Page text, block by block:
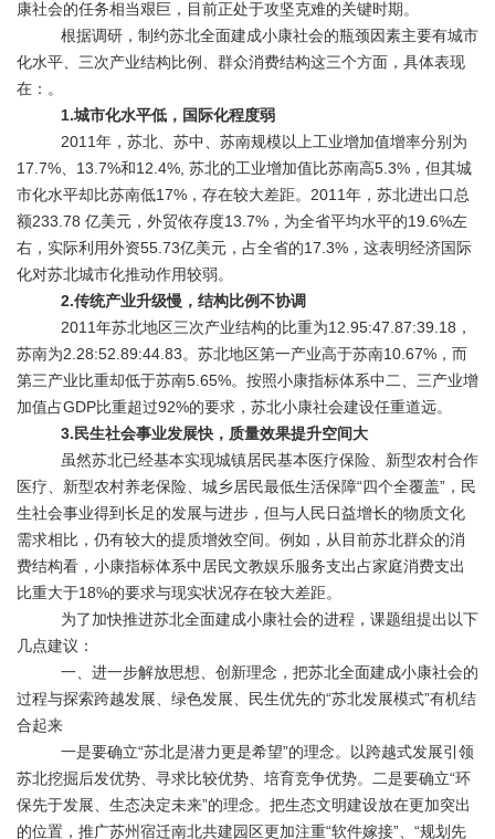
康社会的任务相当艰巨，目前正处于攻坚克难的关键时期。
根据调研，制约苏北全面建成小康社会的瓶颈因素主要有城市
化水平、三次产业结构比例、群众消费结构这三个方面，具体表现
在：。
1.城市化水平低，国际化程度弱
2011年，苏北、苏中、苏南规模以上工业增加值增率分别为
17.7%、13.7%和12.4%, 苏北的工业增加值比苏南高5.3%，但其城
市化水平却比苏南低17%，存在较大差距。2011年，苏北进出口总
额233.78 亿美元，外贸依存度13.7%，为全省平均水平的19.6%左
右，实际利用外资55.73亿美元，占全省的17.3%，这表明经济国际
化对苏北城市化推动作用较弱。
2.传统产业升级慢，结构比例不协调
2011年苏北地区三次产业结构的比重为12.95:47.87:39.18，
苏南为2.28:52.89:44.83。苏北地区第一产业高于苏南10.67%，而
第三产业比重却低于苏南5.65%。按照小康指标体系中二、三产业增
加值占GDP比重超过92%的要求，苏北小康社会建设任重道远。
3.民生社会事业发展快，质量效果提升空间大
虽然苏北已经基本实现城镇居民基本医疗保险、新型农村合作
医疗、新型农村养老保险、城乡居民最低生活保障“四个全覆盖”，民
生社会事业得到长足的发展与进步，但与人民日益增长的物质文化
需求相比，仍有较大的提质增效空间。例如，从目前苏北群众的消
费结构看，小康指标体系中居民文教娱乐服务支出占家庭消费支出
比重大于18%的要求与现实状况存在较大差距。
为了加快推进苏北全面建成小康社会的进程，课题组提出以下
几点建议：
一、进一步解放思想、创新理念，把苏北全面建成小康社会的
过程与探索跨越发展、绿色发展、民生优先的“苏北发展模式”有机结
合起来
一是要确立“苏北是潜力更是希望”的理念。以跨越式发展引领
苏北挖掘后发优势、寻求比较优势、培育竞争优势。二是要确立“环
保先于发展、生态决定未来”的理念。把生态文明建设放在更加突出
的位置，推广苏州宿迁南北共建园区更加注重“软件嫁接”、“规划先